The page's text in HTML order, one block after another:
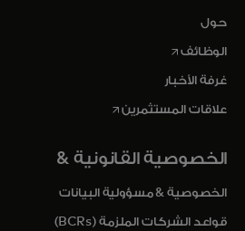
حول
الوظائفopens in a new tab
غرفة الأخبار
علاقات المستثمرينopens in a new tab
الخصوصية القانونية &
الخصوصية & مسؤولية البيانات
قواعد الشركات الملزمة (BCRs)